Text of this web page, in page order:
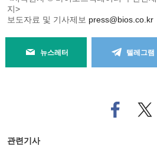
지>
보도자료 및 기사제보 press@bios.co.kr
뉴스레터 텔레그램
페
이
트위
터로
관련기사